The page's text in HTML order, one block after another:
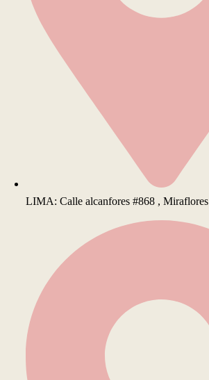
LIMA: Calle alcanfores #868 , Miraflores